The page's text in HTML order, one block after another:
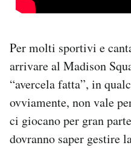
Per molti sportivi e
arrivare al Madison
“avercela fatta”, in
ovviamente, non vale
ci giocano per gran
dovranno saper gestire